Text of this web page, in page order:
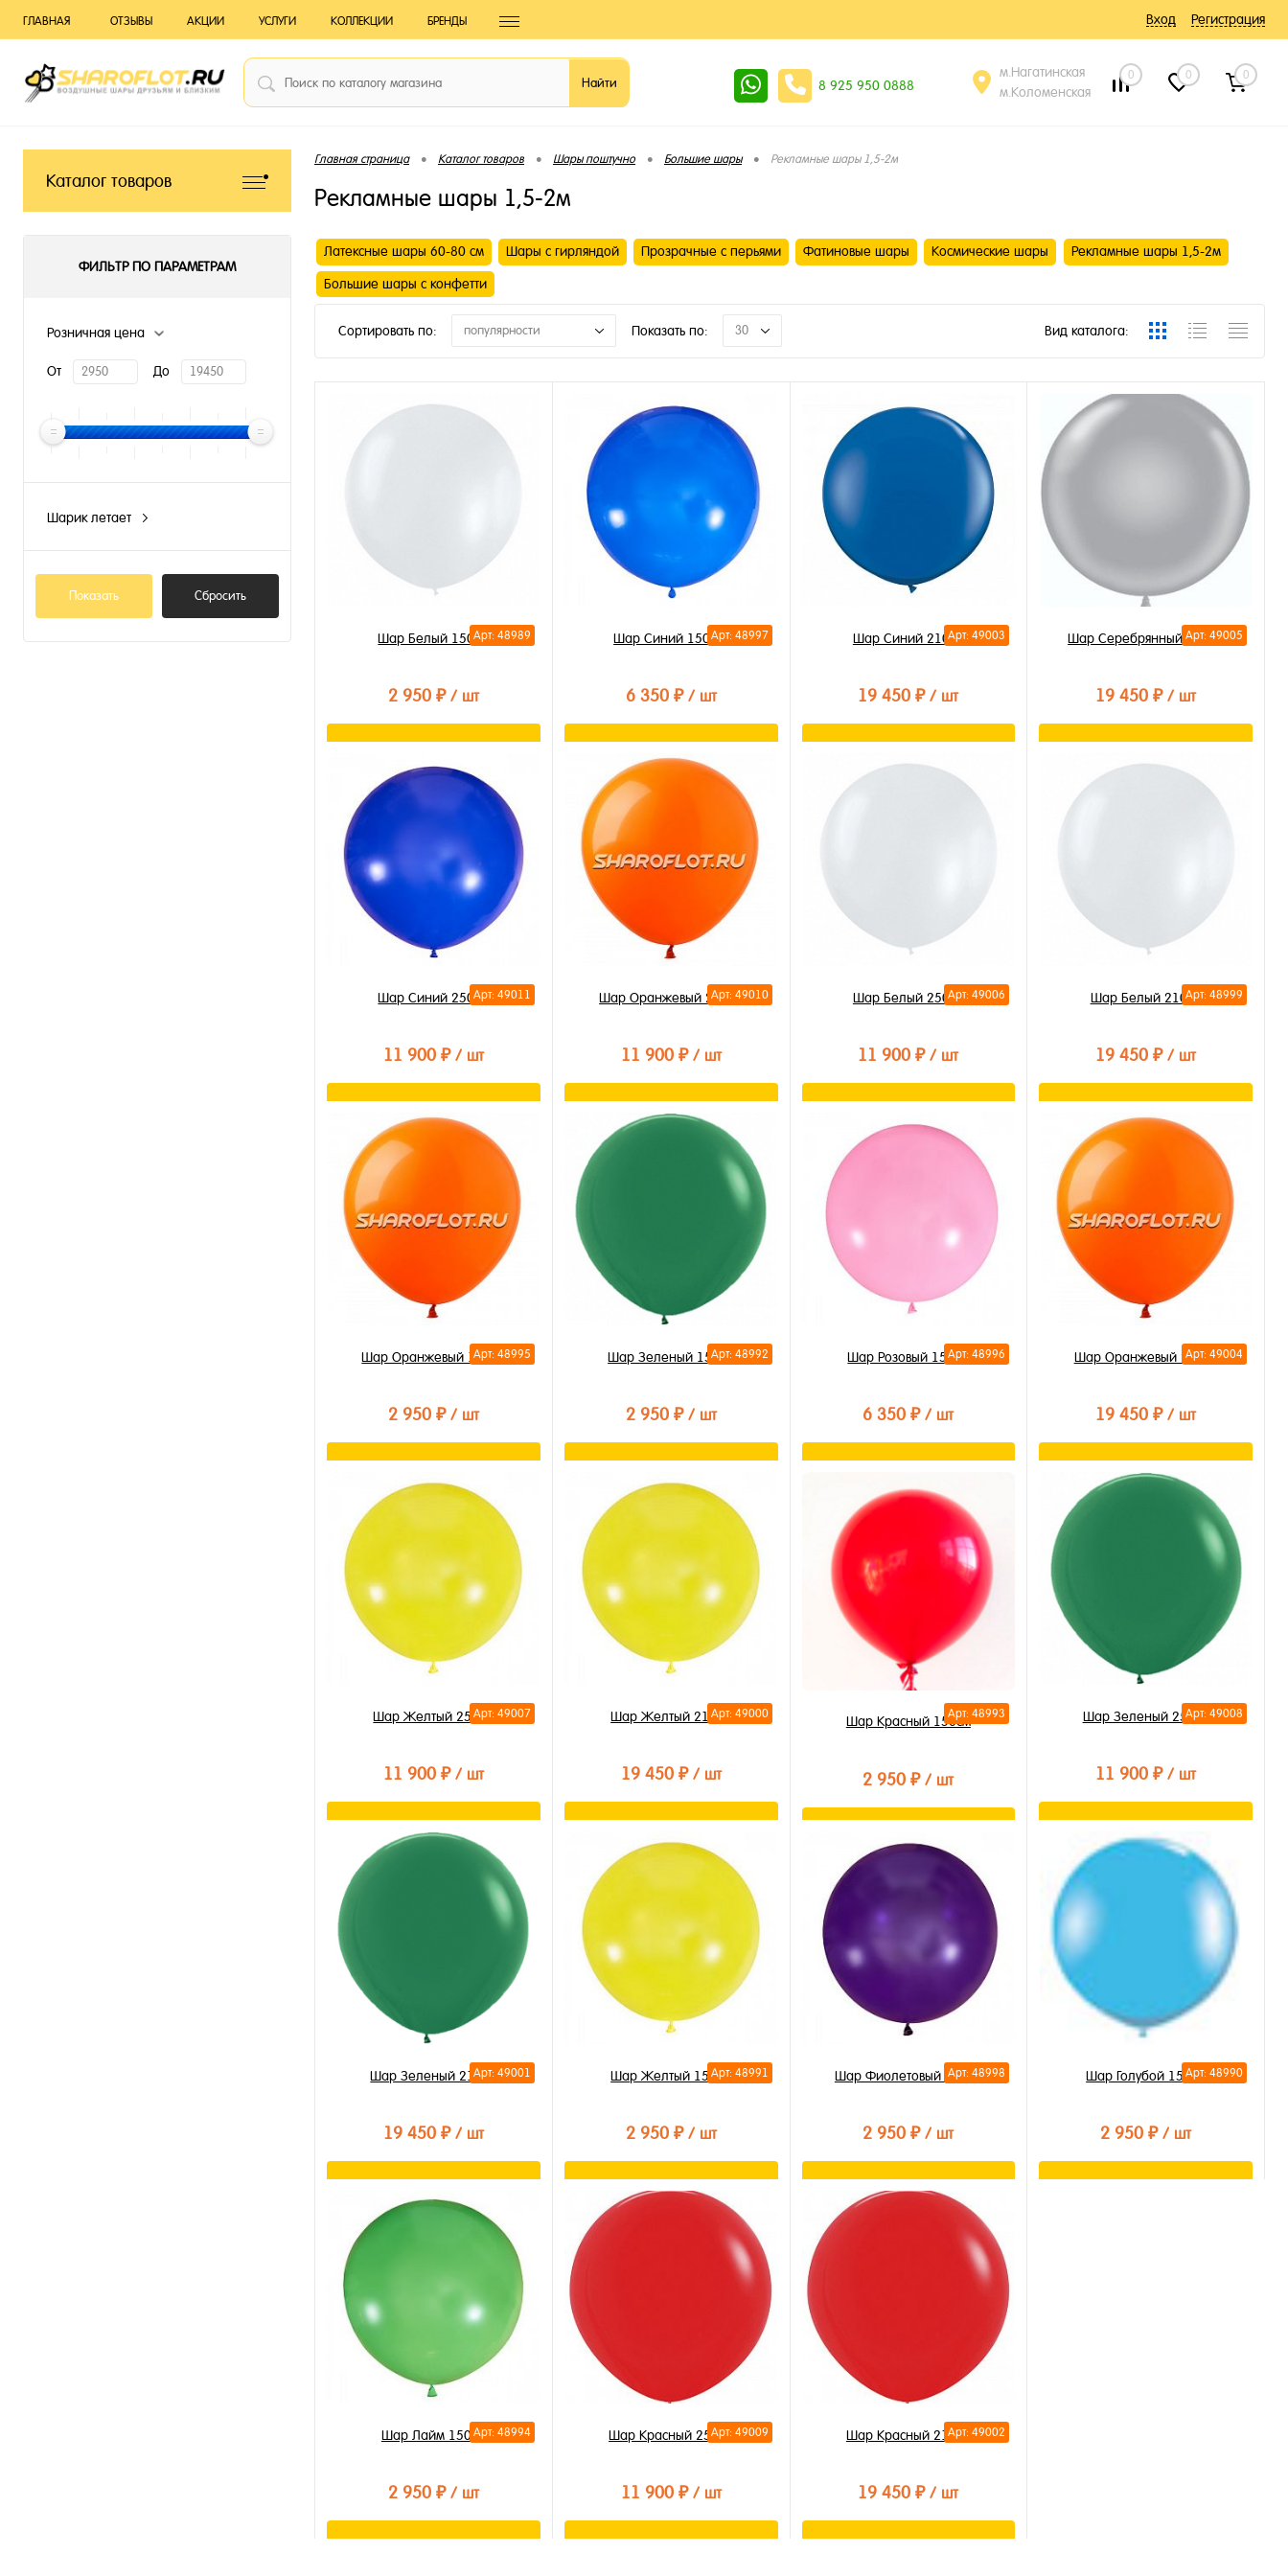
ГЛАВНАЯ ОТЗЫВЫ АКЦИИ УСЛУГИ КОЛЛЕКЦИИ БРЕНДЫ Вход Регистрация
8 925 950 0888
м.Нагатинская
м.Коломенская
0 0 0
Каталог товаров
ФИЛЬТР ПО ПАРАМЕТРАМ
Розничная цена
От До
Шарик летает
Показать Сбросить
Главная страница • Каталог товаров • Шары поштучно • Большие шары • Рекламные шары 1,5-2м
Рекламные шары 1,5-2м
Латексные шары 60-80 см Шары с гирляндой Прозрачные с перьями Фатиновые шары Космические шары Рекламные шары 1,5-2м
Большие шары с конфетти
Сортировать по: популярности Показать по: 30 Вид каталога:
Арт: 48989
Шар Белый 150см
2 950 ₽ / шт
Купить в 1 клик
В избранное
Арт: 48997
Шар Синий 150 см
6 350 ₽ / шт
Купить в 1 клик
В избранное
В наличии
Арт: 49003
Шар Синий 210см
19 450 ₽/ шт
Купить в 1 клик
Арт: 49005
Шар Серебрянный 210см
19 450 ₽/ шт
Купить в 1 клик
Арт: 49011
Шар Синий 250см
11 900 ₽ / шт
Купить в 1 клик
В избранное
В наличии
Арт: 49010
Шар Оранжевый 250см
11 900 ₽ / шт
В корзину
Купить в 1 клик
Арт: 49006
Шар Белый 250см
11 900 ₽/ шт
Купить в 1 клик
В избранное
В наличии
Арт: 48999
Шар Белый 210см
19 450 ₽/ шт
Купить в 1 клик
В избранное
В наличии
Арт: 48995
Шар Оранжевый 150см
2 950 ₽ / шт
Купить в 1 клик
В избранное
Арт: 48992
Шар Зеленый 150см
2 950 ₽ / шт
Купить в 1 клик
В избранное
Арт: 48996
Шар Розовый 150см
6 350 ₽/ шт
Купить в 1 клик
В избранное
В наличии
Арт: 49004
Шар Оранжевый 210см
19 450 ₽/ шт
В корзину
Купить в 1 клик
Арт: 49007
Шар Желтый 250см
11 900 ₽ / шт
В корзину
Арт: 49000
Шар Желтый 210см
19 450 ₽ / шт
Купить в 1 клик
В избранное
Арт: 48993
Шар Красный 150см
2 950 ₽/ шт
Купить в 1 клик
В избранное
В наличии
Арт: 49008
Шар Зеленый 250см
11 900 ₽/ шт
В корзину
Купить в 1 клик
В избранное
Арт: 49001
Шар Зеленый 210см
19 450 ₽ / шт
Купить в 1 клик
В избранное
Арт: 48991
Шар Желтый 150см
2 950 ₽ / шт
В корзину
Арт: 48998
Шар Фиолетовый 150см
2 950 ₽/ шт
В корзину
Арт: 48990
Шар Голубой 150см
2 950 ₽/ шт
Арт: 48994
Шар Лайм 150см
2 950 ₽ / шт
Арт: 49009
Шар Красный 250см
11 900 ₽ / шт
Арт: 49002
Шар Красный 210см
19 450 ₽/ шт